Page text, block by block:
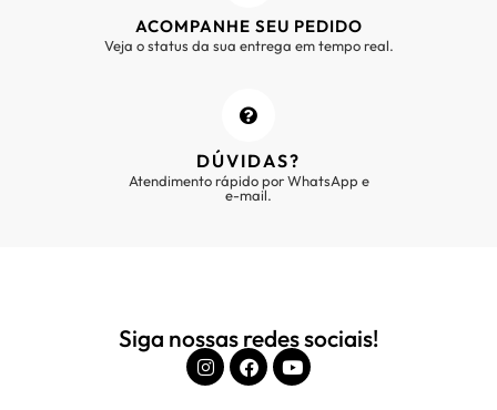
ACOMPANHE SEU PEDIDO
Veja o status da sua entrega em tempo real.
DÚVIDAS?
Atendimento rápido por WhatsApp e
e-mail.
Siga nossas redes sociais!